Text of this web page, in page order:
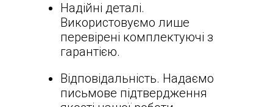
Надійні деталі.
Використовуємо лише
перевірені комплектуючі з
гарантією.
Відповідальність. Надаємо
письмове підтвердження